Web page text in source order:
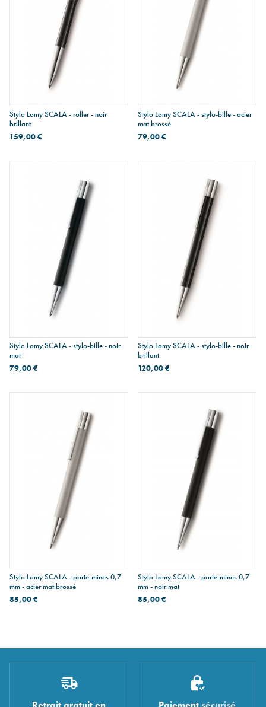
Stylo Lamy SCALA - roller - noir
brillant
159,00 €
Stylo Lamy SCALA - stylo-bille - acier
mat brossé
79,00 €
Stylo Lamy SCALA - stylo-bille - noir
mat
79,00 €
Stylo Lamy SCALA - stylo-bille - noir
brillant
120,00 €
Stylo Lamy SCALA - porte-mines 0,7
mm - acier mat brossé
85,00 €
Stylo Lamy SCALA - porte-mines 0,7
mm - noir mat
85,00 €